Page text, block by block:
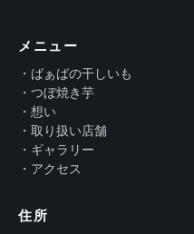
メニュー
・ばぁばの干しいも
・つぼ焼き芋
・想い
・取り扱い店舗
・ギャラリー
・アクセス
住所